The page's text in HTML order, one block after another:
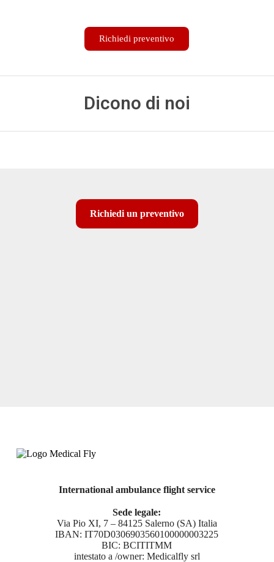
Richiedi preventivo
Dicono di noi
Richiedi un preventivo
International ambulance flight service
Sede legale:
Via Pio XI, 7 – 84125 Salerno (SA) Italia
IBAN: IT70D0306903560100000003225
BIC: BCITITMM
intestato a /owner: Medicalfly srl